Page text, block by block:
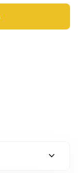
expand_more